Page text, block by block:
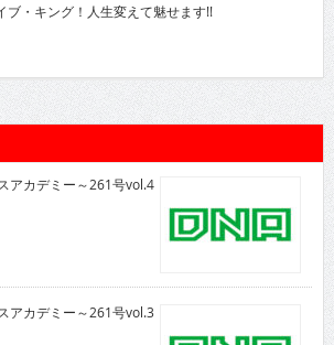
・キング！人生変えて魅せます!!
アカデミー～261号vol.4
アカデミー～261号vol.3